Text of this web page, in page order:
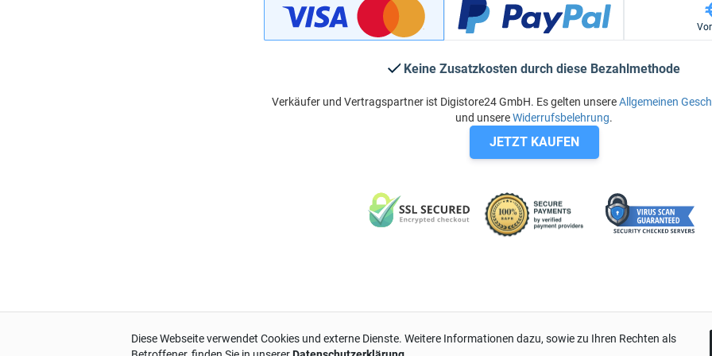
Keine Zusatzkosten durch diese Bezahlmethode
Verkäufer und Vertragspartner ist Digistore24 GmbH. Es gelten unsereAllgemeinen
und unsereWiderrufsbelehrung.
JETZT KAUFEN